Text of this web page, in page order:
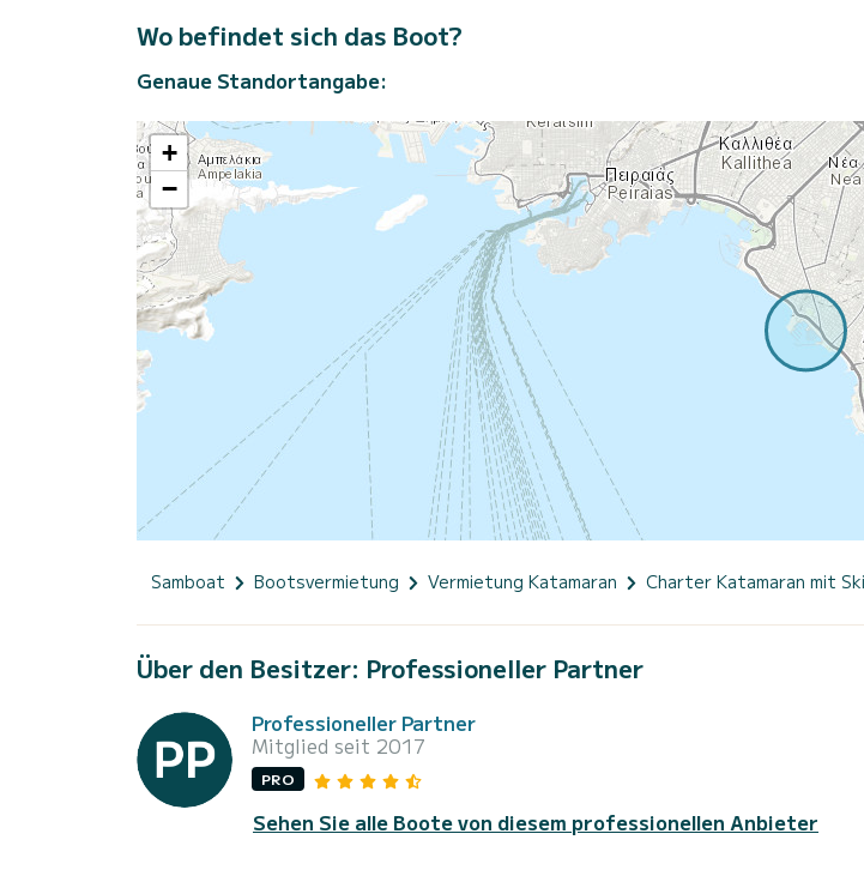
Wo befindet sich das Boot?
Genaue Standortangabe:
+
−
Samboat Bootsvermietung Vermietung Katamaran Charter Katamaran mit
Über den Besitzer: Professioneller Partner
Professioneller Partner
Mitglied seit 2017
PRO
Sehen Sie alle Boote von diesem professionellen Anbieter